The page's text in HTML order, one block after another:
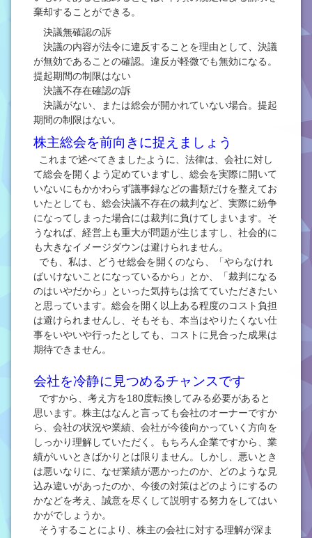
棄却することができる。
決議無確認の訴
決議の内容が法令に違反することを理由として、決議
が無効であることの確認。違反が軽微でも無効になる。
提起期間の制限はない
決議不存在確認の訴
決議がない、または総会が開かれていない場合。提起
期間の制限はない。
株主総会を前向きに捉えましょう
これまで述べてきましたように、法律は、会社に対し
て総会を開くよう定めていますし、総会を実際に開いて
いないにもかかわらず議事録などの書類だけを整えてお
いたとしても、総会決議不存在の裁判など、実際に紛争
になってしまった場合には裁判に負けてしまいます。そ
うなれば、経営上も重大が問題が生じますし、社会的に
も大きなイメージダウンは避けられません。
でも、私は、どうせ総会を開くのなら、「やらなけれ
ばいけないことになっているから」とか、「裁判になる
のはいやだから」といった気持ちは捨てていただきたい
と思っています。総会を開く以上ある程度のコスト負担
は避けられませんし、そもそも、本当はやりたくない仕
事をいやいや行ったとしても、コストに見合った成果は
期待できません。
会社を冷静に見つめるチャンスです
ですから、考え方を180度転換してみる必要があると
思います。株主はなんと言っても会社のオーナーですか
ら、会社の状況や業績、会社が今後向かっていく方向を
しっかり理解していただく。もちろん企業ですから、業
績がいいときばかりとは限りません。しかし、悪いとき
は悪いなりに、なぜ業績が悪かったのか、どのような見
込み違いがあったのか、今後の対策はどのようにするの
かなどを考え、誠意を尽くして説明する努力をしてはい
かがでしょうか。
そうすることにより、株主の会社に対する理解が深ま